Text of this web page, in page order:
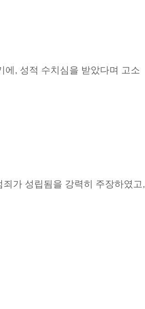
에, 성적 수치심을 받았다며 고소
가 성립됨을 강력히 주장하였고,